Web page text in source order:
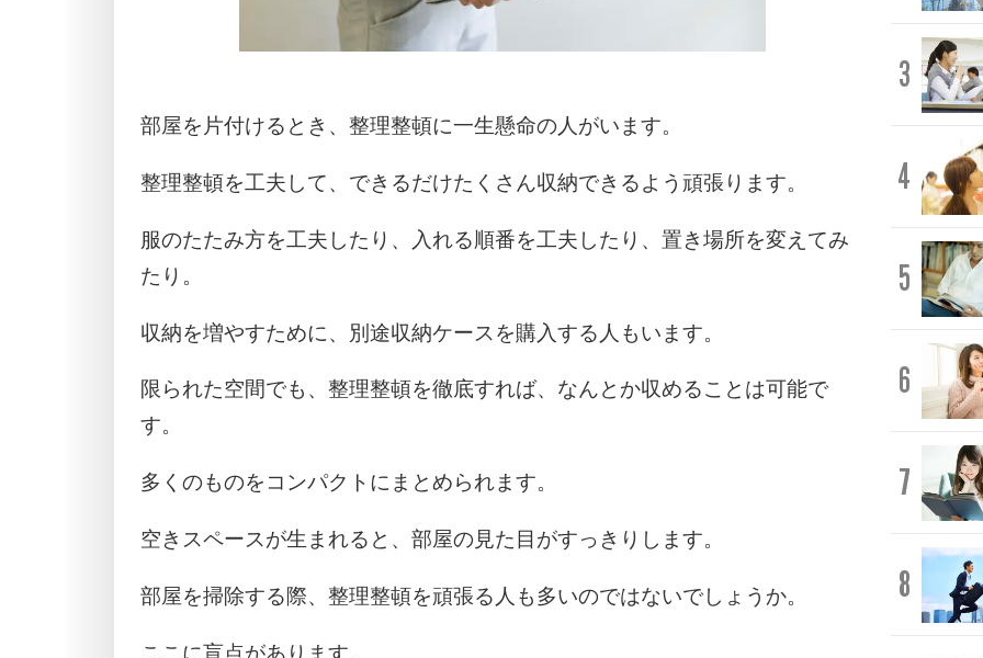
部屋を片付けるとき、整理整頓に一生懸命の人がいます。
整理整頓を工夫して、できるだけたくさん収納できるよう頑張ります。
服のたたみ方を工夫したり、入れる順番を工夫したり、置き場所を変えてみ
たり。
収納を増やすために、別途収納ケースを購入する人もいます。
限られた空間でも、整理整頓を徹底すれば、なんとか収めることは可能で
す。
多くのものをコンパクトにまとめられます。
空きスペースが生まれると、部屋の見た目がすっきりします。
部屋を掃除する際、整理整頓を頑張る人も多いのではないでしょうか。
ここに盲点があります。
3
4
5
6
7
8